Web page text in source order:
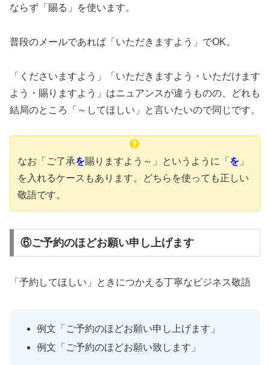
ならず「賜る」を使います。
普段のメールであれば「いただきますよう」でOK。
「くださいますよう」「いただきますよう・いただけます
よう・賜りますよう」はニュアンスが違うものの、どれも
結局のところ「～してほしい」と言いたいので同じです。
なお「ご了承を賜りますよう～」というように「 を 」
を入れるケースもあります。どちらを使っても正しい
敬語です。
⑥ご予約のほどお願い申し上げます
「予約してほしい」ときにつかえる丁寧なビジネス敬語
例文「ご予約のほどお願い申し上げます」
例文「ご予約のほどお願い致します」